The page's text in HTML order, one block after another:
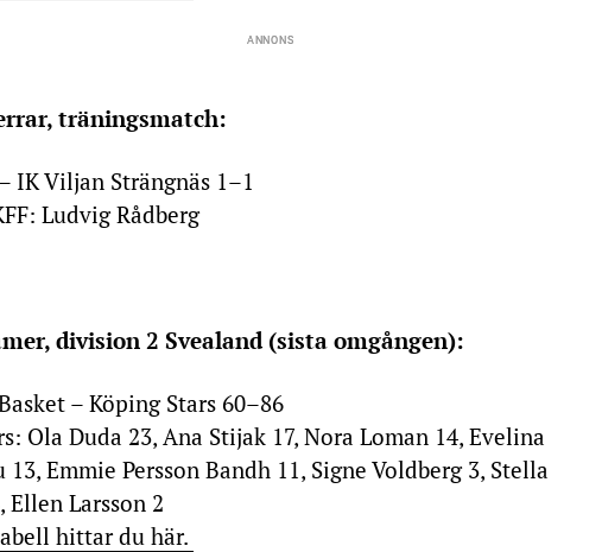
träningsmatch:
IK Viljan Strängnäs 1–1
Ludvig Rådberg
division 2 Svealand (sista omgången):
– Köping Stars 60–86
Ola Duda 23, Ana Stijak 17, Nora Loman 14, Evelina
Emmie Persson Bandh 11, Signe Voldberg 3, Stella
Larsson 2
hittar du här.